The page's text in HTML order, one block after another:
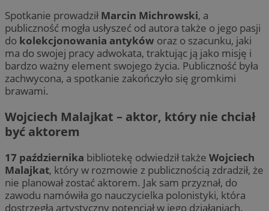
Spotkanie prowadziłMarcin Michrowski, a
publiczność mogła usłyszeć od autora także o jego pasji
do kolekcjonowania antyków oraz o szacunku, jaki
ma do swojej pracy adwokata, traktując ją jako misję i
bardzo ważny element swojego życia. Publiczność była
zachwycona, a spotkanie zakończyło się gromkimi
brawami.
Wojciech Malajkat – aktor, który nie chciał
być aktorem
17 października bibliotekę odwiedził także Wojciech
Malajkat, który w rozmowie z publicznością zdradził, że
nie planował zostać aktorem. Jak sam przyznał, do
zawodu namówiła go nauczycielka polonistyki, która
dostrzegła artystyczny potencjał w jego działaniach.